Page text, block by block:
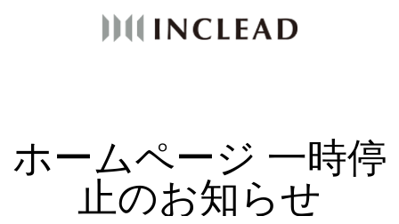
ホームページ 一時停
止のお知らせ